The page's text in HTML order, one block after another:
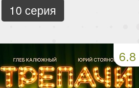
10 серия
6.8